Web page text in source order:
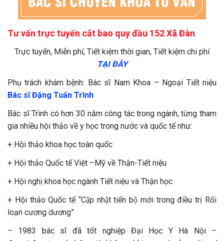
Tư vấn trực tuyến cắt bao quy đầu 152 Xã Đàn
Trực tuyến, Miễn phí, Tiết kiệm thời gian, Tiết kiệm chi phí
TẠI ĐÂY
Phụ trách khám bệnh: Bác sĩ Nam Khoa – Ngoại Tiết niệu
Bác sĩ Đặng Tuấn Trình
Bác sĩ Trình có hơn 30 năm công tác trong ngành, từng tham
gia nhiều hội thảo về y học trong nước và quốc tế như:
+ Hội thảo khoa học toàn quốc
+ Hội thảo Quốc tế Việt –Mỹ về Thận-Tiết niệu
+ Hội nghị khoa học ngành Tiết niệu và Thận học
+ Hội thảo Quốc tế “Cập nhật tiến bộ mới trong điều trị Rối
loạn cương dương”
– 1983 bác sĩ đã tốt nghiệp Đại Học Y Hà Nội–